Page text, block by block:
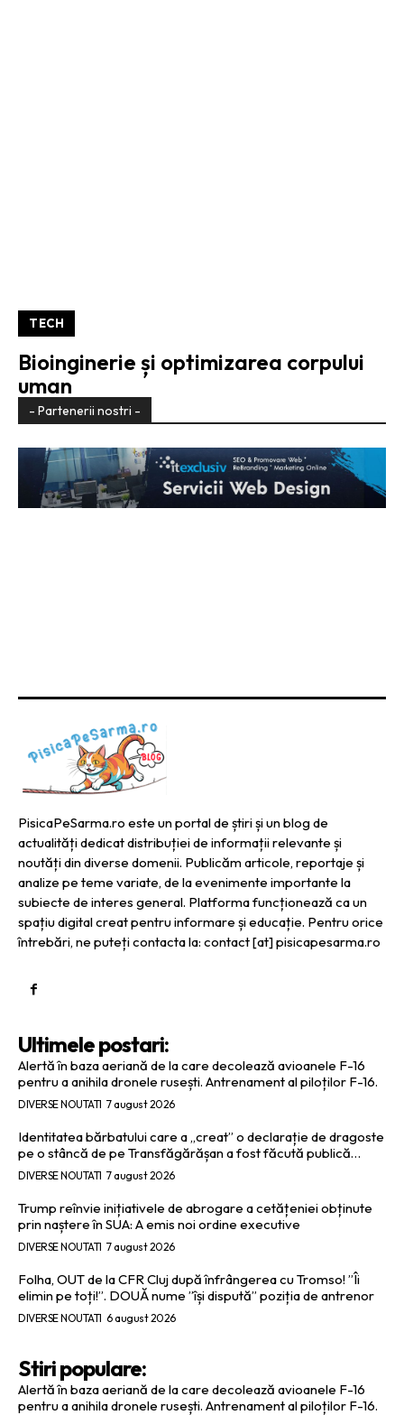
TECH
Bioinginerie și optimizarea corpului
uman
- Partenerii nostri -
PisicaPeSarma.ro este un portal de știri și un blog de
actualități dedicat distribuției de informații relevante și
noutăți din diverse domenii. Publicăm articole, reportaje și
analize pe teme variate, de la evenimente importante la
subiecte de interes general. Platforma funcționează ca un
spațiu digital creat pentru informare și educație. Pentru orice
întrebări, ne puteți contacta la: contact [at] pisicapesarma.ro
Ultimele postari:
Alertă în baza aeriană de la care decolează avioanele F-16
pentru a anihila dronele rusești. Antrenament al piloților F-16.
DIVERSE NOUTATI 7 august 2026
Identitatea bărbatului care a „creat” o declarație de dragoste
pe o stâncă de pe Transfăgărășan a fost făcută publică…
DIVERSE NOUTATI 7 august 2026
Trump reînvie inițiativele de abrogare a cetățeniei obținute
prin naștere în SUA: A emis noi ordine executive
DIVERSE NOUTATI 7 august 2026
Folha, OUT de la CFR Cluj după înfrângerea cu Tromso! ”Îi
elimin pe toți!”. DOUĂ nume ”își dispută” poziția de antrenor
DIVERSE NOUTATI 6 august 2026
Stiri populare:
Alertă în baza aeriană de la care decolează avioanele F-16
pentru a anihila dronele rusești. Antrenament al piloților F-16.